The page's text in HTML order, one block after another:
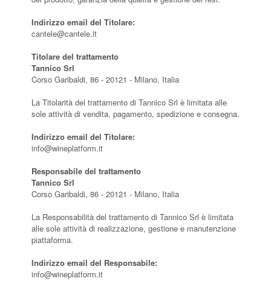
Indirizzo email del Titolare:
cantele@cantele.it
Titolare del trattamento
Tannico Srl
Corso Garibaldi, 86 - 20121 - Milano, Italia
La Titolarità del trattamento di Tannico Srl è limitata alle
sole attività di vendita, pagamento, spedizione e consegna.
Indirizzo email del Titolare:
info@wineplatform.it
Responsabile del trattamento
Tannico Srl
Corso Garibaldi, 86 - 20121 - Milano, Italia
La Responsabilità del trattamento di Tannico Srl è limitata
alle sole attività di realizzazione, gestione e manutenzione
piattaforma.
Indirizzo email del Responsabile:
info@wineplatform.it